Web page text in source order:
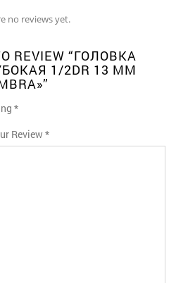
no reviews yet.
REVIEW “ГОЛОВКА
1/2DR 13 ММ
*
1 4
Review *